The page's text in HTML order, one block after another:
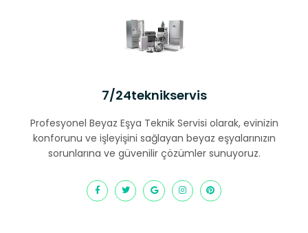
7/24teknikservis
Profesyonel Beyaz Eşya Teknik Servisi olarak, evinizin
konforunu ve işleyişini sağlayan beyaz eşyalarınızın
sorunlarına ve güvenilir çözümler sunuyoruz.